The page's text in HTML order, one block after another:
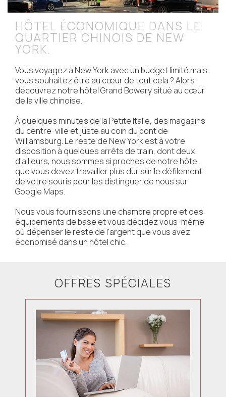
HÔTEL ÉCONOMIQUE DANS LE
QUARTIER CHINOIS DE NEW
YORK.
Vous voyagez à New York avec un budget limité mais
vous souhaitez être au cœur de tout cela ? Alors
découvrez notre hôtel Grand Bowery situé au cœur
de la ville chinoise.
À quelques minutes de la Petite Italie, des magasins
du centre-ville et juste au coin du pont de
Williamsburg. Le reste de New York est à votre
disposition à quelques arrêts de train, dont deux
d'ailleurs, nous sommes si proches de notre hôtel
que vous devez travailler plus dur sur le défilement
de votre souris pour les distinguer de nous sur
Google Maps.
Nous vous fournissons une chambre propre et des
équipements de base et vous décidez vous-même
où dépenser le reste de l'argent que vous avez
économisé dans un hôtel chic.
OFFRES SPÉCIALES